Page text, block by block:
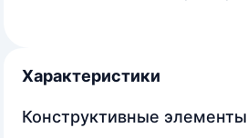
Характеристики
Конструктивные элементы